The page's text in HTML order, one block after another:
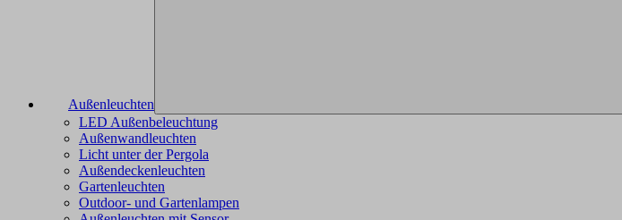
Außenleuchten
LED Außenbeleuchtung
Außenwandleuchten
Licht unter der Pergola
Außendeckenleuchten
Gartenleuchten
Outdoor- und Gartenlampen